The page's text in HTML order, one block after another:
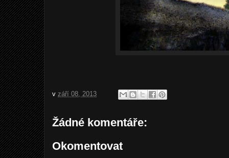
v září 08, 2013
Žádné komentáře:
Okomentovat